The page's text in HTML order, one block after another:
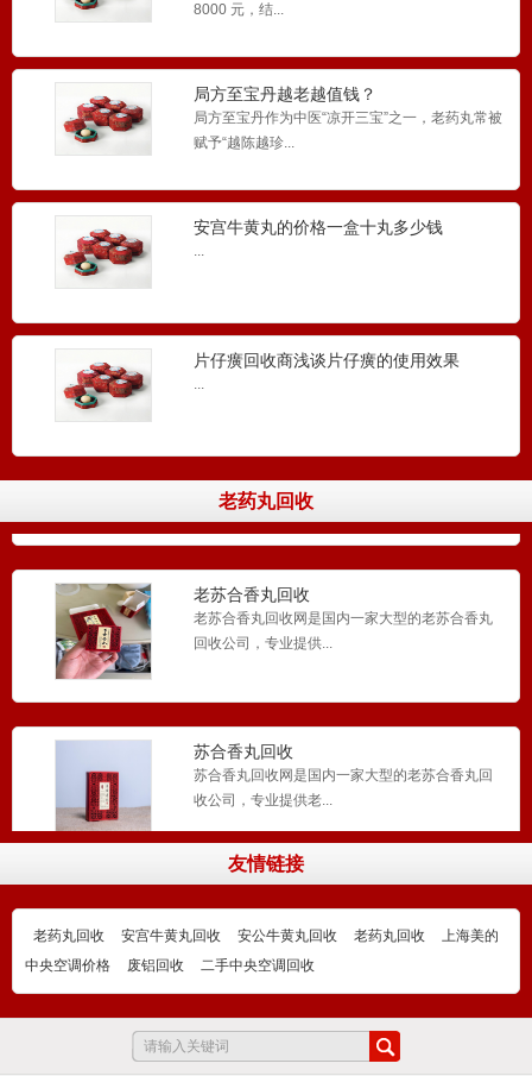
8000 元，结...
局方至宝丹越老越值钱？
局方至宝丹作为中医“凉开三宝”之一，老药丸常被
赋予“越陈越珍...
安宫牛黄丸的价格一盒十丸多少钱
...
片仔癀回收商浅谈片仔癀的使用效果
...
老药丸回收
公司，专业提供老醒...
老苏合香丸回收
老苏合香丸回收网是国内一家大型的老苏合香丸
回收公司，专业提供...
苏合香丸回收
苏合香丸回收网是国内一家大型的老苏合香丸回
收公司，专业提供老...
回收、同仁堂老药...
回收同仁堂老药丸
友情链接
老药丸回收 安宫牛黄丸回收 安公牛黄丸回收 老药丸回收
上海美的
中央空调价格
废铝回收 二手中央空调回收